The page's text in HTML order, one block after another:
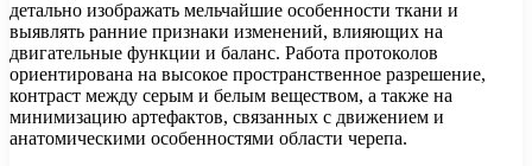
детально изображать мельчайшие особенности ткани и
выявлять ранние признаки изменений, влияющих на
двигательные функции и баланс. Работа протоколов
ориентирована на высокое пространственное разрешение,
контраст между серым и белым веществом, а также на
минимизацию артефактов, связанных с движением и
анатомическими особенностями области черепа.